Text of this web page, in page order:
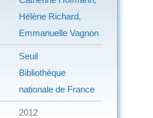
Hélène Richard,
Emmanuelle Vagnon
Seuil
Bibliothèque
nationale de France
2012